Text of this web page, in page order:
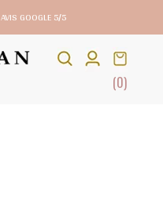
AVIS GOOGLE 5/5
(0)